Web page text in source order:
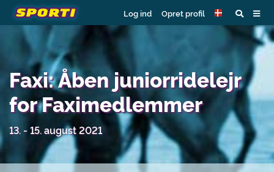
Log ind Opret profil
Faxi: Åben juniorridelejr
for Faximedlemmer
13. - 15. august 2021